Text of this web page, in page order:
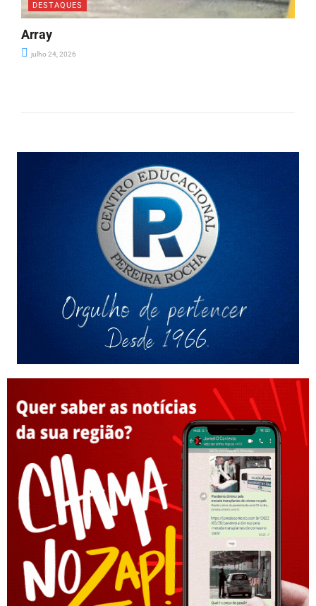
DESTAQUES
Array
julho 24, 2026